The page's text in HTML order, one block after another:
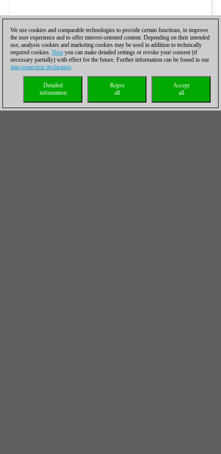
We use cookies and comparable technologies to provide certain functions, to improve
the user experience and to offer interest-oriented content. Depending on their intended
use, analysis cookies and marketing cookies may be used in addition to technically
required cookies. Here you can make detailed settings or revoke your consent (if
necessary partially) with effect for the future. Further information can be found in our
data protection declaration.
Accept
all
Reject
all
Detailed
information